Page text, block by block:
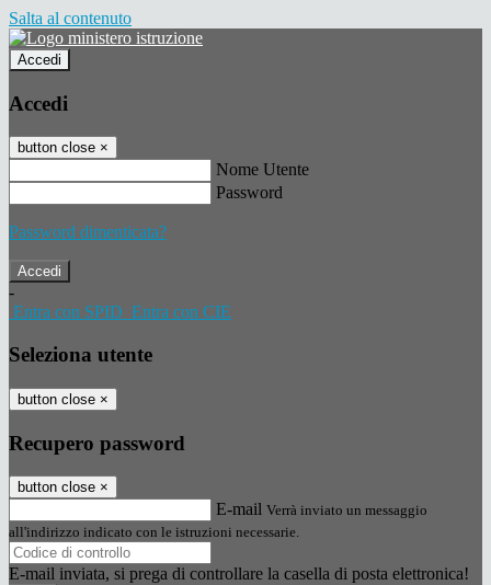
Salta al contenuto
Accedi
Accedi
button close ×
Nome Utente
Password
Password dimenticata?
-
Entra con SPID Entra con CIE
Seleziona utente
button close ×
Recupero password
button close ×
E-mail Verrà inviato un messaggio
all'indirizzo indicato con le istruzioni necessarie.
E-mail inviata, si prega di controllare la casella di posta elettronica!